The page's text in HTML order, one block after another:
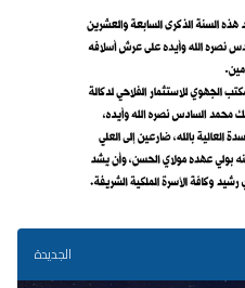
الجديدة